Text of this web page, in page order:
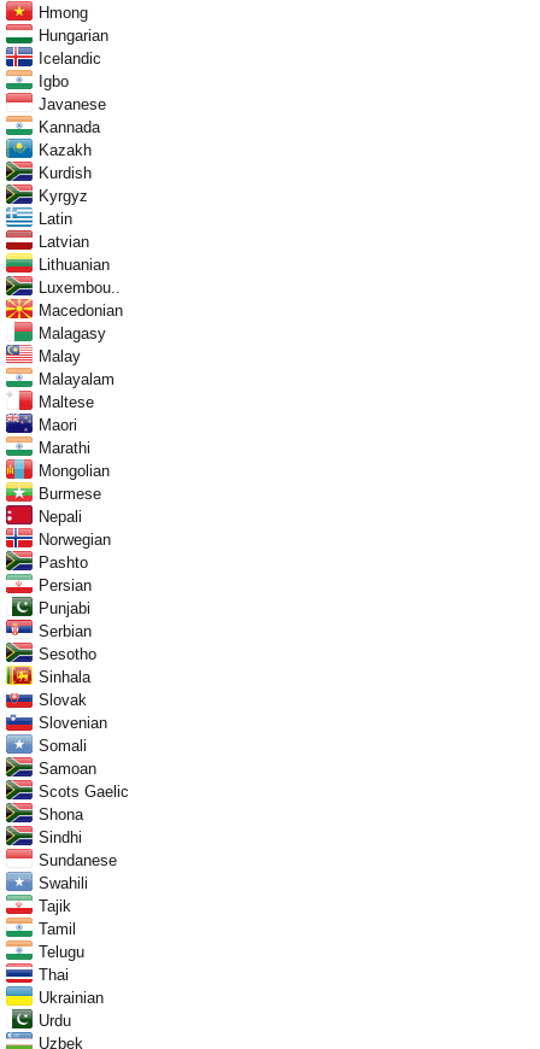
Hmong
Hungarian
Icelandic
Igbo
Javanese
Kannada
Kazakh
Kurdish
Kyrgyz
Latin
Latvian
Lithuanian
Luxembou..
Macedonian
Malagasy
Malay
Malayalam
Maltese
Maori
Marathi
Mongolian
Burmese
Nepali
Norwegian
Pashto
Persian
Punjabi
Serbian
Sesotho
Sinhala
Slovak
Slovenian
Somali
Samoan
Scots Gaelic
Shona
Sindhi
Sundanese
Swahili
Tajik
Tamil
Telugu
Thai
Ukrainian
Urdu
Uzbek